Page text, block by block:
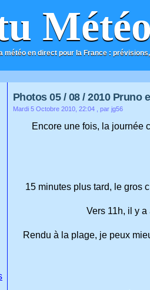
météo en direct pour la France :
Photos 05 / 08 / 2010 Pruno
Mardi 5 Octobre 2010, 22:04 , par jg56
Encore une fois, la journée
15 minutes plus tard, le gros
Vers 11h, il y
Rendu à la plage, je peux